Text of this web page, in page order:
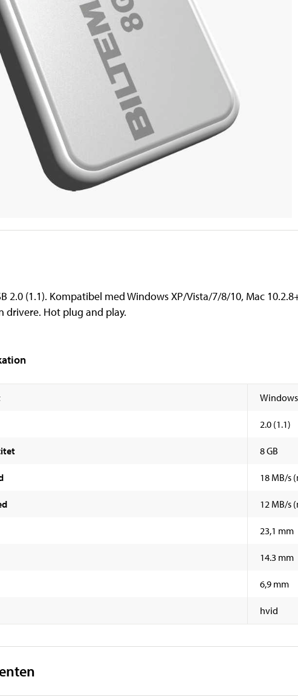
2.0 (1.1). Kompatibel med Windows XP/Vista/7/8/10, Mac
drivere. Hot plug and play.
2.0 (1.1)
8 GB
18 MB/s
12 MB/s
23,1 mm
14.3 mm
6,9 mm
hvid